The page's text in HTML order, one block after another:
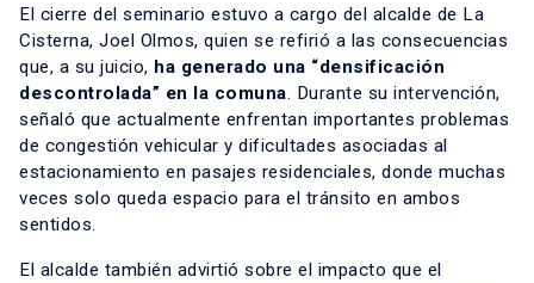
El cierre del seminario estuvo a cargo del alcalde de La
Cisterna, Joel Olmos, quien se refirió a las consecuencias
que, a su juicio, ha generado una “densificación
descontrolada” en la comuna. Durante su intervención,
señaló que actualmente enfrentan importantes problemas
de congestión vehicular y dificultades asociadas al
estacionamiento en pasajes residenciales, donde muchas
veces solo queda espacio para el tránsito en ambos
sentidos.
El alcalde también advirtió sobre el impacto que el